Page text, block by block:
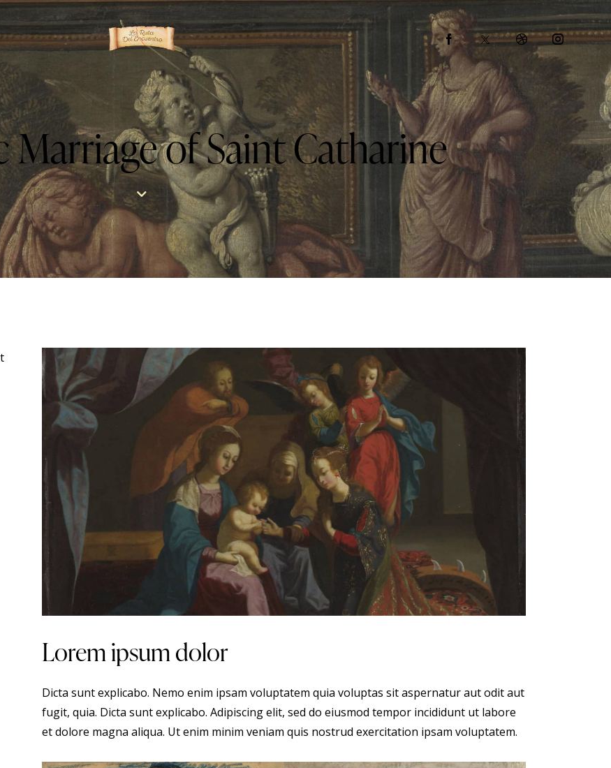
Marriage of Saint Catharine
Lorem ipsum dolor
Dicta sunt explicabo. Nemo enim ipsam voluptatem quia voluptas sit aspernatur aut odit aut
fugit, quia. Dicta sunt explicabo. Adipiscing elit, sed do eiusmod tempor incididunt ut labore
et dolore magna aliqua. Ut enim minim veniam quis nostrud exercitation ipsam voluptatem.